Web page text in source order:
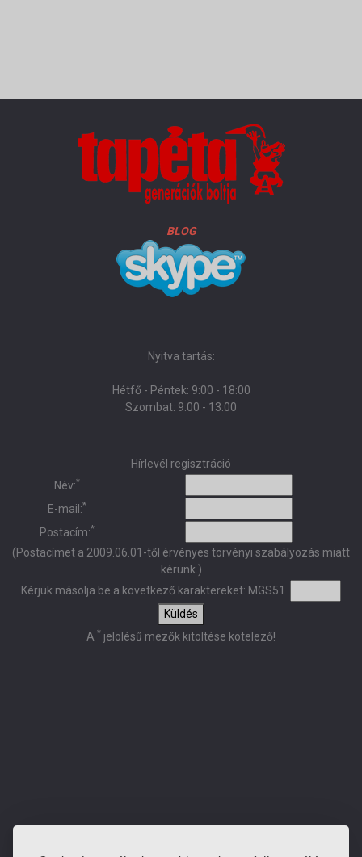
BLOG
Nyitva tartás:
Hétfő - Péntek: 9:00 - 18:00
Szombat: 9:00 - 13:00
Hírlevél regisztráció
Név:*
E-mail:*
Postacím:*
(Postacímet a 2009.06.01-től érvényes törvényi szabályozás miatt
kérünk.)
Kérjük másolja be a következő karaktereket: MGS51
Küldés
A * jelölésű mezők kitöltése kötelező!